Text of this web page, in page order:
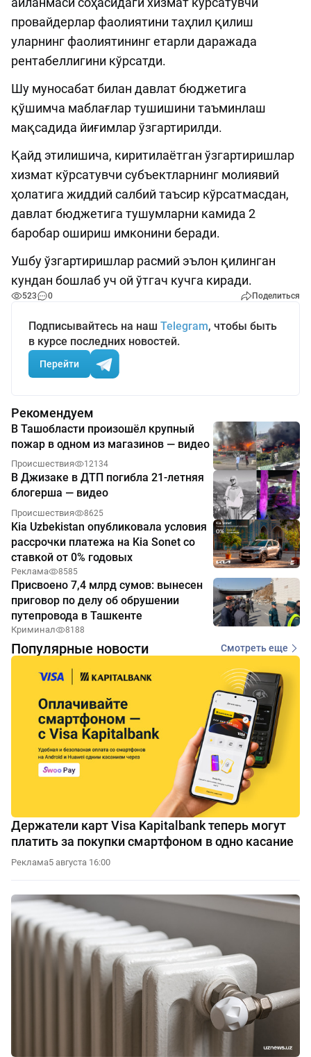
провайдерлар фаолиятини таҳлил қилиш
уларнинг фаолиятининг етарли даражада
рентабеллигини кўрсатди.
Шу муносабат билан давлат бюджетига
қўшимча маблағлар тушишини таъминлаш
мақсадида йиғимлар ўзгартирилди.
Қайд этилишича, киритилаётган ўзгартиришлар
хизмат кўрсатувчи субъектларнинг молиявий
ҳолатига жиддий салбий таъсир кўрсатмасдан,
давлат бюджетига тушумларни камида 2
баробар ошириш имконини беради.
Ушбу ўзгартиришлар расмий эълон қилинган
кундан бошлаб уч ой ўтгач кучга киради.
523 0 Поделиться
Подписывайтесь на наш Telegram, чтобы быть
в курсе последних новостей.
Перейти
Рекомендуем
В Ташобласти произошёл крупный
пожар в одном из магазинов — видео
Происшествия 12134
В Джизаке в ДТП погибла 21-летняя
блогерша — видео
Происшествия 8625
Kia Uzbekistan опубликовала условия
рассрочки платежа на Kia Sonet со
ставкой от 0% годовых
Реклама 8585
Присвоено 7,4 млрд сумов: вынесен
приговор по делу об обрушении
путепровода в Ташкенте
Криминал 8188
Популярные новости Смотреть еще
Держатели карт Visa Kapitalbank теперь могут
платить за покупки смартфоном в одно касание
Реклама5 августа 16:00